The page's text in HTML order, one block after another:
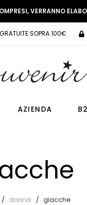
VERRANNO
SOPRA 100€
AZIENDA
donna giacche